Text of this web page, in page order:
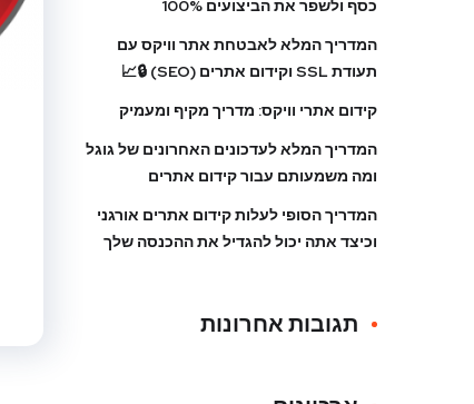
כסף ולשפר את הביצועים 100%
המדריך המלא לאבטחת אתר וויקס עם
תעודת SSL וקידום אתרים (SEO) 🔒📈
קידום אתרי וויקס: מדריך מקיף ומעמיק
המדריך המלא לעדכונים האחרונים של גוגל
ומה משמעותם עבור קידום אתרים
המדריך הסופי לעלות קידום אתרים אורגני
וכיצד אתה יכול להגדיל את ההכנסה שלך
תגובות אחרונות